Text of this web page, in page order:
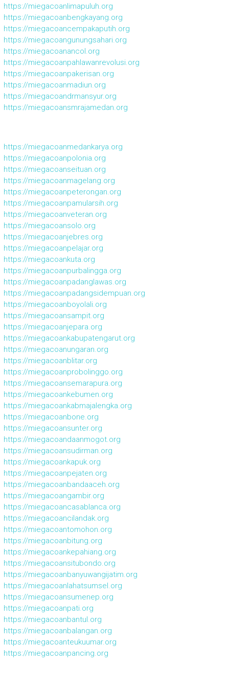
https://miegacoanlimapuluh.org
https://miegacoanbengkayang.org
https://miegacoancempakaputih.org
https://miegacoangunungsahari.org
https://miegacoanancol.org
https://miegacoanpahlawanrevolusi.org
https://miegacoanpakerisan.org
https://miegacoanmadiun.org
https://miegacoandrmansyur.org
https://miegacoansmrajamedan.org
https://miegacoanmedankarya.org
https://miegacoanpolonia.org
https://miegacoanseituan.org
https://miegacoanmagelang.org
https://miegacoanpeterongan.org
https://miegacoanpamularsih.org
https://miegacoanveteran.org
https://miegacoansolo.org
https://miegacoanjebres.org
https://miegacoanpelajar.org
https://miegacoankuta.org
https://miegacoanpurbalingga.org
https://miegacoanpadanglawas.org
https://miegacoanpadangsidempuan.org
https://miegacoanboyolali.org
https://miegacoansampit.org
https://miegacoanjepara.org
https://miegacoankabupatengarut.org
https://miegacoanungaran.org
https://miegacoanblitar.org
https://miegacoanprobolinggo.org
https://miegacoansemarapura.org
https://miegacoankebumen.org
https://miegacoankabmajalengka.org
https://miegacoanbone.org
https://miegacoansunter.org
https://miegacoandaanmogot.org
https://miegacoansudirman.org
https://miegacoankapuk.org
https://miegacoanpejaten.org
https://miegacoanbandaaceh.org
https://miegacoangambir.org
https://miegacoancasablanca.org
https://miegacoancilandak.org
https://miegacoantomohon.org
https://miegacoanbitung.org
https://miegacoankepahiang.org
https://miegacoansitubondo.org
https://miegacoanbanyuwangijatim.org
https://miegacoanlahatsumsel.org
https://miegacoansumenep.org
https://miegacoanpati.org
https://miegacoanbantul.org
https://miegacoanbalangan.org
https://miegacoanteukuumar.org
https://miegacoanpancing.org